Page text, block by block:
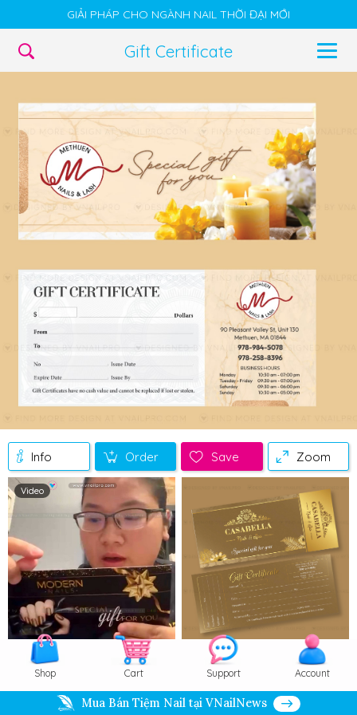
GIẢI PHÁP CHO NGÀNH NAIL THỜI ĐẠI MỚI
Gift Certificate
Info Order Save Zoom
Video
Shop Cart Support Account
Mua Bán Tiệm Nail tại VNailNews